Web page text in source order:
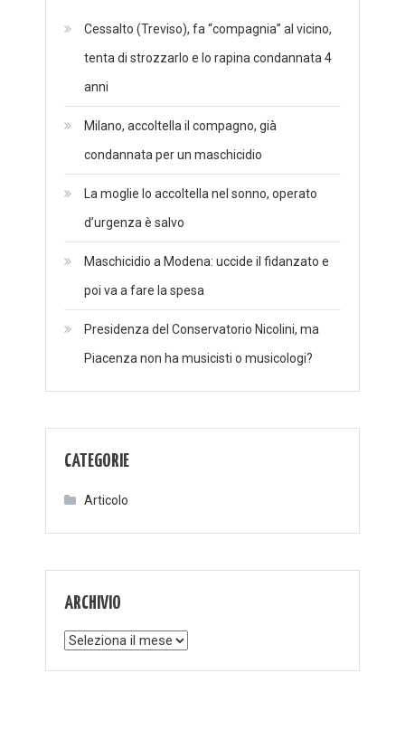
Cessalto (Treviso), fa “compagnia” al vicino,
tenta di strozzarlo e lo rapina condannata 4
anni
Milano, accoltella il compagno, già
condannata per un maschicidio
La moglie lo accoltella nel sonno, operato
d’urgenza è salvo
Maschicidio a Modena: uccide il fidanzato e
poi va a fare la spesa
Presidenza del Conservatorio Nicolini, ma
Piacenza non ha musicisti o musicologi?
CATEGORIE
Articolo
ARCHIVIO
Archivio